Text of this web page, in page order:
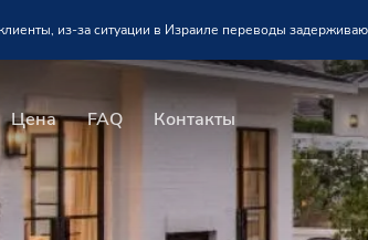
из-за ситуации в Израиле переводы
Цена FAQ Контакты